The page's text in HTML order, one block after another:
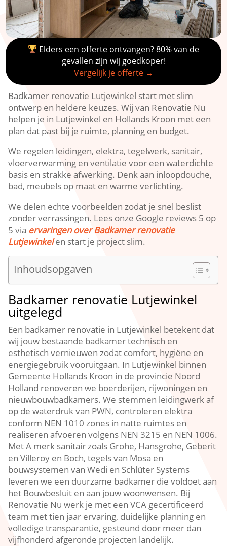
Elders een offerte ontvangen? 80% van de
gevallen zijn wij goedkoper!
Vergelijk je offerte →
Badkamer renovatie Lutjewinkel start met slim
ontwerp en heldere keuzes.​ Wij van Renovatie Nu
helpen je in Lutjewinkel en Hollands Kroon met een
plan dat past bij je ruimte, planning en budget.​
We regelen leidingen, elektra, tegelwerk, sanitair,
vloerverwarming en ventilatie voor een waterdichte
basis en strakke afwerking.​ Denk aan inloopdouche,
bad, meubels op maat en warme verlichting.​
We delen echte voorbeelden zodat je snel beslist
zonder verrassingen.​ Lees onze Google reviews 5 op
5 via ervaringen over Badkamer renovatie
Lutjewinkelen start je project slim.​
Inhoudsopgaven
Badkamer renovatie Lutjewinkel
uitgelegd
Een badkamer renovatie in Lutjewinkel betekent dat
wij jouw bestaande badkamer technisch en
esthetisch vernieuwen zodat comfort, hygiëne en
energiegebruik vooruitgaan.​ In Lutjewinkel binnen
Gemeente Hollands Kroon in de provincie Noord
Holland renoveren we boerderijen, rijwoningen en
nieuwbouwbadkamers.​ We stemmen leidingwerk af
op de waterdruk van PWN, controleren elektra
conform NEN 1010 zones in natte ruimtes en
realiseren afvoeren volgens NEN 3215 en NEN 1006.​
Met A merk sanitair zoals Grohe, Hansgrohe, Geberit
en Villeroy en Boch, tegels van Mosa en
bouwsystemen van Wedi en Schlüter Systems
leveren we een duurzame badkamer die voldoet aan
het Bouwbesluit en aan jouw woonwensen.​ Bij
Renovatie Nu werk je met een VCA gecertificeerd
team met tien jaar ervaring, duidelijke planning en
volledige transparantie, gesteund door meer dan
vijfhonderd afgeronde projecten landelijk.​